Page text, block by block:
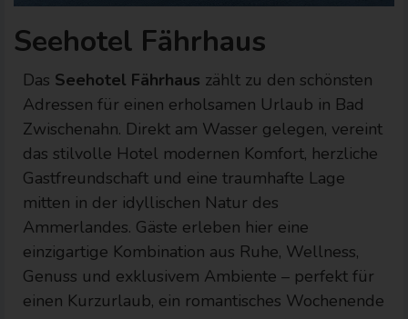
Seehotel Fährhaus
Das Seehotel Fährhaus zählt zu den schönsten
Adressen für einen erholsamen Urlaub in Bad
Zwischenahn. Direkt am Wasser gelegen, vereint
das stilvolle Hotel modernen Komfort, herzliche
Gastfreundschaft und eine traumhafte Lage
mitten in der idyllischen Natur des
Ammerlandes. Gäste erleben hier eine
einzigartige Kombination aus Ruhe, Wellness,
Genuss und exklusivem Ambiente – perfekt für
einen Kurzurlaub, ein romantisches Wochenende